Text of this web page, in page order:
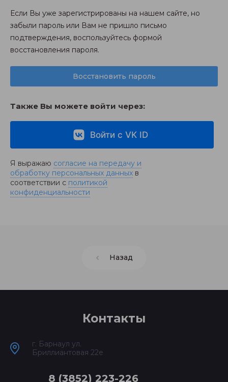
Если Вы уже зарегистрированы на нашем сайте, но
забыли пароль или Вам не пришло письмо
подтверждения, воспользуйтесь формой
восстановления пароля.
Восстановить пароль
Также Вы можете войти через:
Войти с VK ID
Я выражаю согласие на передачу и
обработку персональных данных в
соответствии с политикой
конфиденциальности
Назад
Контакты
8 (3852) 223-226
г. Барнаул ул.
Бриллиантовая 22е